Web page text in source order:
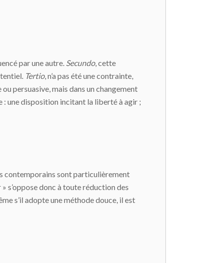
par une autre. Secundo, cette
Tertio, n’a pas été une contrainte,
persuasive, mais dans un changement
: une disposition incitant la liberté à agir ;
contemporains sont particulièrement
s’oppose donc à toute réduction des
s’il adopte une méthode douce, il est